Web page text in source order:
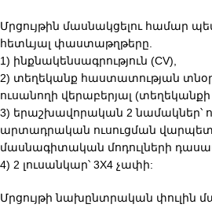
Մրցույթին մասնակցելու համար
հետևյալ փաստաթղթերը.
1) ինքնակենսագրություն (CV),
2) տեղեկանք հաստատության
ուսանողի վերաբերյալ (տեղեկանքի
3) երաշխավորական 2 նամակներ՝
արտադրական ուսուցման
մասնագիտական մոդուլների
4) 2 լուսանկար՝ 3X4 չափի:
Մրցույթի նախընտրական փուլին